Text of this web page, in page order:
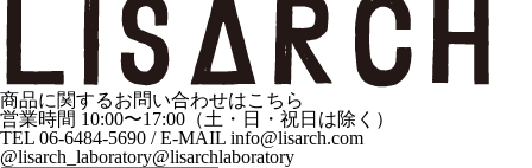
商品に関するお問い合わせはこちら
営業時間 10:00〜17:00（土・日・祝日は除く）
TEL 06-6484-5690 / E-MAIL info@lisarch.com
@lisarch_laboratory@lisarchlaboratory